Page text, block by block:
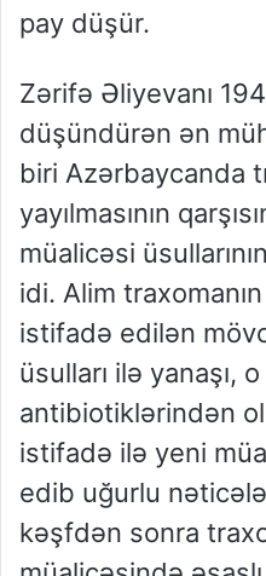
pay düşür.
Zərifə Əliyevanı
düşündürən ən
biri Azərbaycanda
yayılmasının
müalicəsi
idi. Alim
istifadə edilən
üsulları ilə yanaşı,
antibiotiklərindən
istifadə ilə yeni
edib uğurlu
kəşfdən sonra